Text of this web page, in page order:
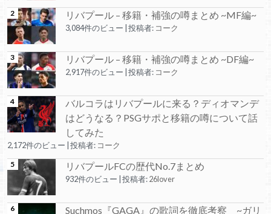
リバプール – 移籍・補強の噂まとめ ~MF編~
3,084件のビュー 投稿者: コーク
リバプール – 移籍・補強の噂まとめ ~DF編~
2,917件のビュー 投稿者: コーク
バルコラはリバプールに来る？ディオマンデ
はどうなる？PSGサポと移籍の噂について話
してみた
2,172件のビュー 投稿者: コーク
リバプールFCの歴代No.7まとめ
932件のビュー 投稿者:26lover
Suchmos『GAGA』の歌詞を徹底考察 ~ガリ